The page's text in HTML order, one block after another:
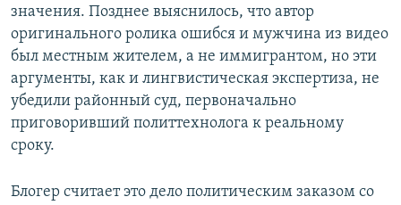
значения. Позднее выяснилось, что автор
оригинального ролика ошибся и мужчина из видео
был местным жителем, а не иммигрантом, но эти
аргументы, как и лингвистическая экспертиза, не
убедили районный суд, первоначально
приговоривший политтехнолога к реальному
сроку.
Блогер считает это дело политическим заказом со